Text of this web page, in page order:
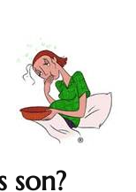
son?